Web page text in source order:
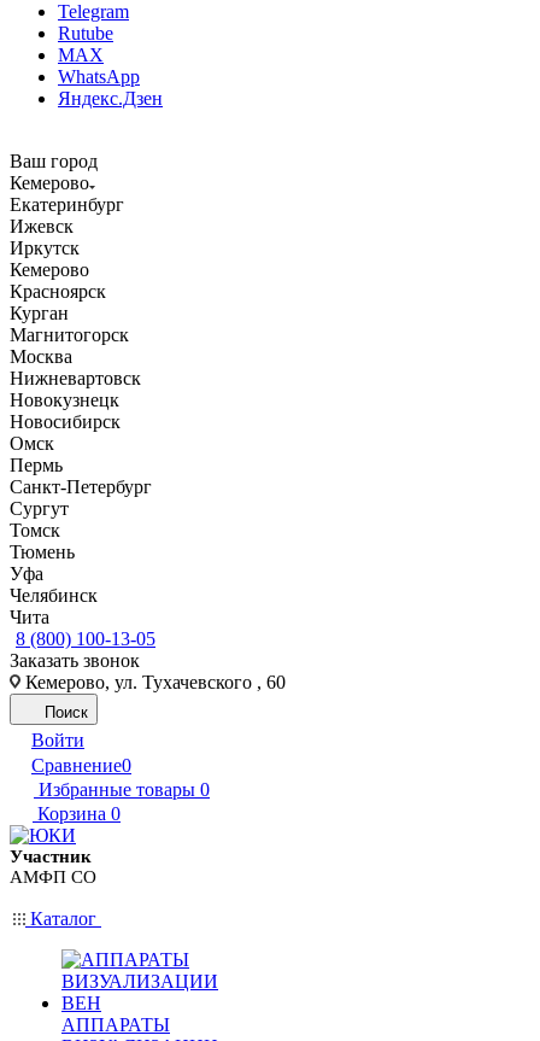
Telegram
Rutube
MAX
WhatsApp
Яндекс.Дзен
Ваш город
Кемерово
Екатеринбург
Ижевск
Иркутск
Кемерово
Красноярск
Курган
Магнитогорск
Москва
Нижневартовск
Новокузнецк
Новосибирск
Омск
Пермь
Санкт-Петербург
Сургут
Томск
Тюмень
Уфа
Челябинск
Чита
8 (800) 100-13-05
Заказать звонок
Кемерово, ул. Тухачевского , 60
Поиск
Войти
Сравнение0
Избранные товары 0
Корзина 0
Участник
АМФП СО
Каталог
АППАРАТЫ